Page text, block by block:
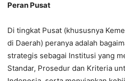
Peran Pusat
Di tingkat Pusat (khususnya
di Daerah) peranya adalah
strategis sebagai Institusi yang
Standar, Prosedur dan Kriteria